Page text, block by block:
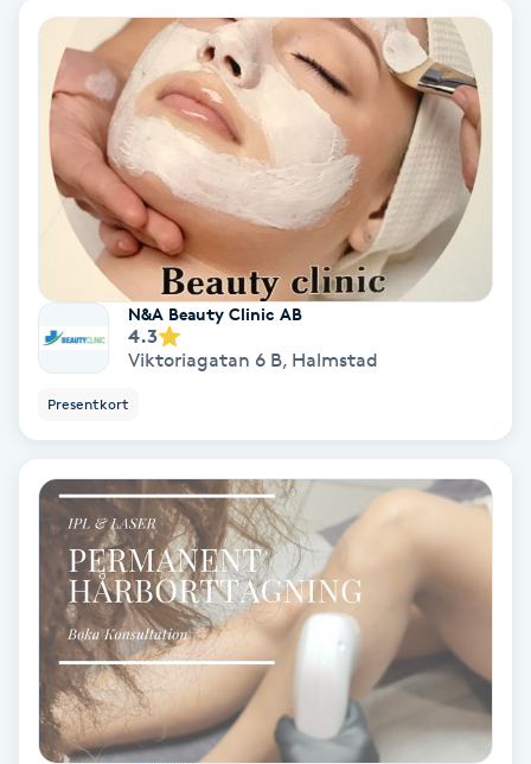
Naglar borttagning
Naglar reparation
Naprapati
Navelpiercing
NBE-massage
Ny frisyr
Olaplexbehandling
Ombre
Ombre brows
Ombre naglar
N&A Beauty Clinic AB
4.3
Viktoriagatan 6 B, Halmstad
Presentkort